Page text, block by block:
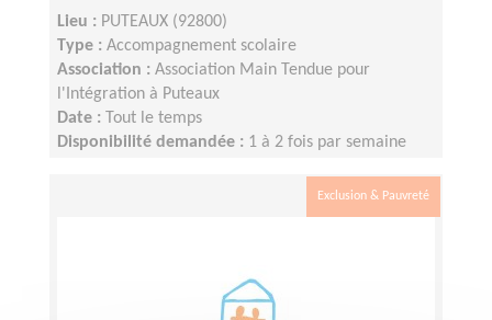
Lieu : PUTEAUX (92800)
Type : Accompagnement scolaire
Association : Association Main Tendue pour
l'Intégration à Puteaux
Date :
Tout le temps
Disponibilité demandée : 1 à 2 fois par semaine
Exclusion & Pauvreté